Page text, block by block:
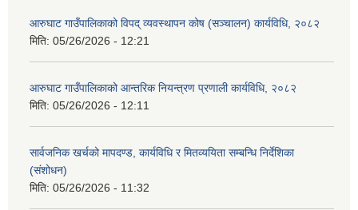
आरुघाट गाउँपालिकाको विपद् व्यवस्थापन कोष (सञ्चालन) कार्यविधि, २०८२
मिति: 05/26/2026 - 12:21
आरुघाट गाउँपालिकाको आन्तरिक नियन्त्रण प्रणाली कार्यविधि, २०८२
मिति: 05/26/2026 - 12:11
सार्वजनिक खर्चको मापदण्ड, कार्यविधि र मितव्ययिता सम्बन्धि निर्देशिका
(संशोधन)
मिति: 05/26/2026 - 11:32